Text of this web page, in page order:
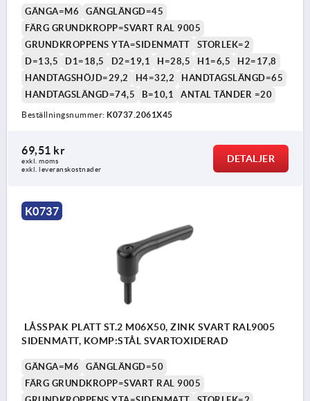
GÄNGA=M6
GÄNGLÄNGD=45
FÄRG GRUNDKROPP=SVART RAL 9005
GRUNDKROPPENS YTA=SIDENMATT
STORLEK=2
D=13,5
D1=18,5 D2=19,1 H=28,5 H1=6,5
H2=17,8
HANDTAGSHÖJD=29,2
H4=32,2
HANDTAGSLÄNGD=65
HANDTAGSLÄNGD=74,5
B=10,1 ANTAL TÄNDER =20
Beställningsnummer: K0737.2061X45
69,51 kr
exkl. moms
exkl. leveranskostnader
DETALJER
K0737
LÅSSPAK PLATT ST.2 M06X50, ZINK SVART RAL9005
SIDENMATT, KOMP:STÅL SVARTOXIDERAD
GÄNGA=M6
GÄNGLÄNGD=50
FÄRG GRUNDKROPP=SVART RAL 9005